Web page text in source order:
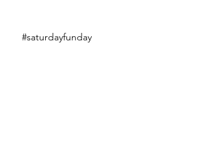
#saturdayfunday